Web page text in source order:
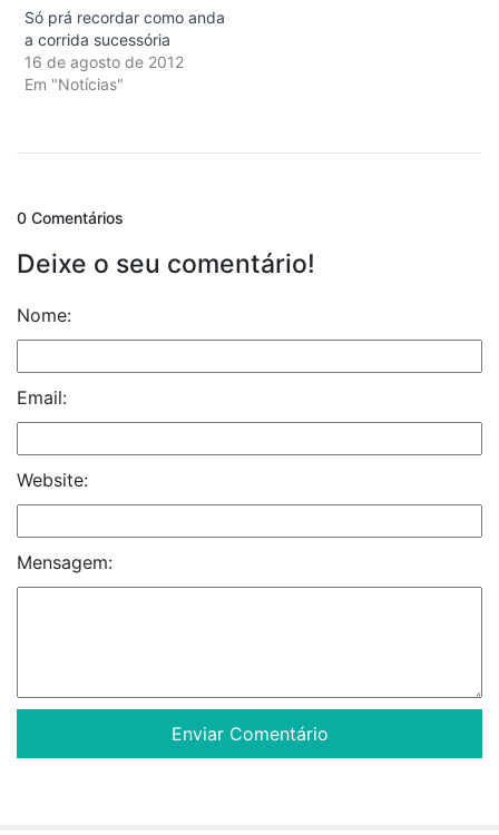
Só prá recordar como anda
a corrida sucessória
16 de agosto de 2012
Em "Notícias"
0 Comentários
Deixe o seu comentário!
Nome:
Email:
Website:
Mensagem: